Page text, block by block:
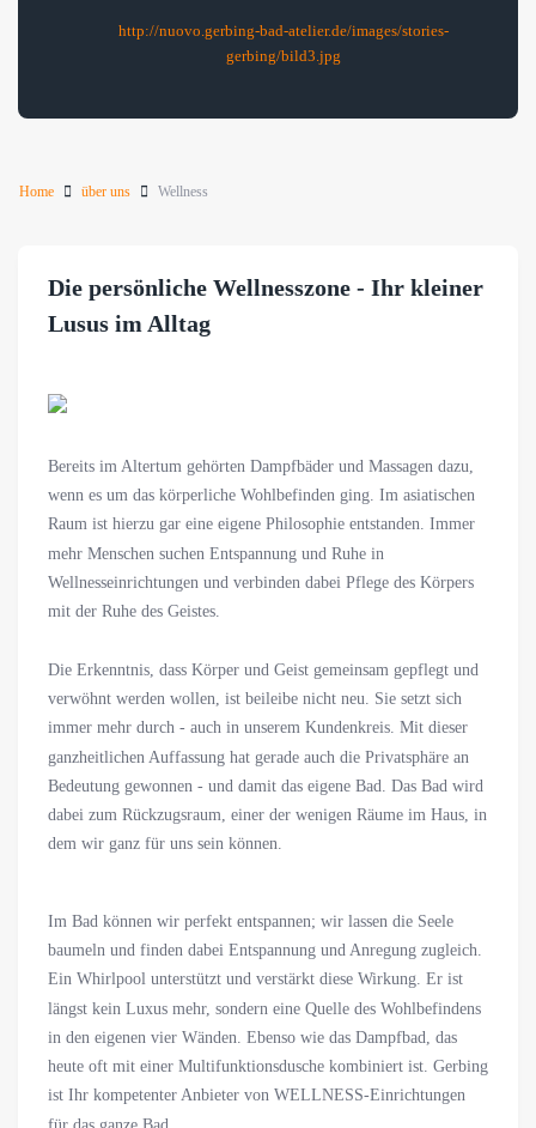
http://nuovo.gerbing-bad-atelier.de/images/stories-
gerbing/bild3.jpg
Home über uns Wellness
Die persönliche Wellnesszone - Ihr kleiner
Lusus im Alltag
Bereits im Altertum gehörten Dampfbäder und Massagen dazu,
wenn es um das körperliche Wohlbefinden ging. Im asiatischen
Raum ist hierzu gar eine eigene Philosophie entstanden. Immer
mehr Menschen suchen Entspannung und Ruhe in
Wellnesseinrichtungen und verbinden dabei Pflege des Körpers
mit der Ruhe des Geistes.
Die Erkenntnis, dass Körper und Geist gemeinsam gepflegt und
verwöhnt werden wollen, ist beileibe nicht neu. Sie setzt sich
immer mehr durch - auch in unserem Kundenkreis. Mit dieser
ganzheitlichen Auffassung hat gerade auch die Privatsphäre an
Bedeutung gewonnen - und damit das eigene Bad. Das Bad wird
dabei zum Rückzugsraum, einer der wenigen Räume im Haus, in
dem wir ganz für uns sein können.
Im Bad können wir perfekt entspannen; wir lassen die Seele
baumeln und finden dabei Entspannung und Anregung zugleich.
Ein Whirlpool unterstützt und verstärkt diese Wirkung. Er ist
längst kein Luxus mehr, sondern eine Quelle des Wohlbefindens
in den eigenen vier Wänden. Ebenso wie das Dampfbad, das
heute oft mit einer Multifunktionsdusche kombiniert ist. Gerbing
ist Ihr kompetenter Anbieter von WELLNESS-Einrichtungen